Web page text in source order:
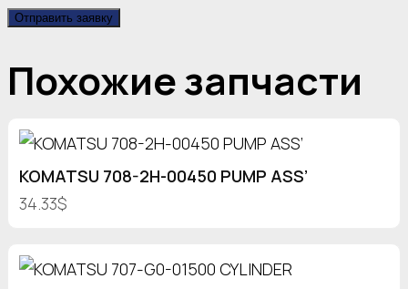
Отправить заявку
Похожие запчасти
KOMATSU 708-2H-00450 PUMP ASS’
34.33$